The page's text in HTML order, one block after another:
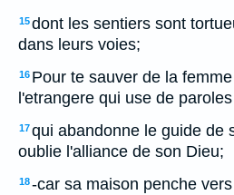
15dont les sentiers sont
dans leurs voies;
16 Pour te sauver de la
l'etrangere qui use de
17qui abandonne le guide de
oublie l'alliance de son Dieu;
18-car sa maison penche